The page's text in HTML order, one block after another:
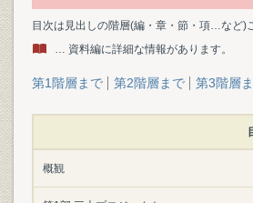
目次は見出しの階層(編・章・節・項…など)
… 資料編に詳細な情報があります。
第1階層まで 第2階層まで 第3階層
概観